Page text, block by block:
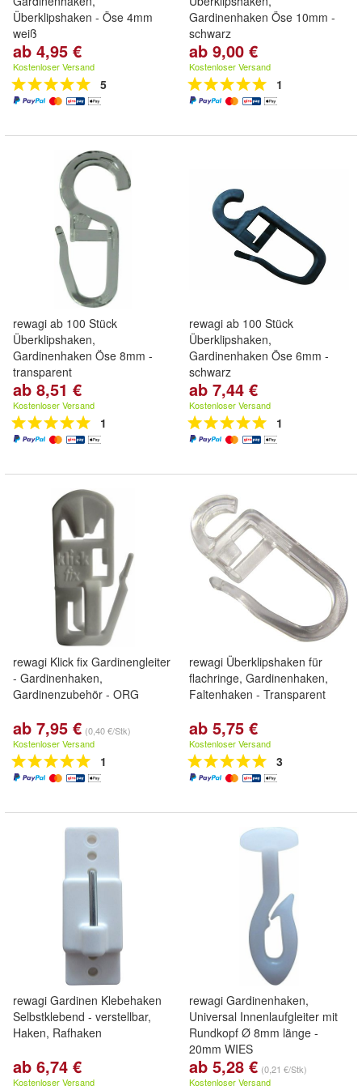
Überklipshaken - Öse 4mm
weiß
ab 4,95 €
Kostenloser Versand
5
Gardinenhaken Öse 10mm -
schwarz
ab 9,00 €
Kostenloser Versand
1
rewagi ab 100 Stück
Überklipshaken,
Gardinenhaken Öse 8mm -
transparent
ab 8,51 €
Kostenloser Versand
1
rewagi ab 100 Stück
Überklipshaken,
Gardinenhaken Öse 6mm -
schwarz
ab 7,44 €
Kostenloser Versand
1
rewagi Klick fix Gardinengleiter
- Gardinenhaken,
Gardinenzubehör - ORG
ab 7,95 € (0,40 €/Stk)
Kostenloser Versand
1
rewagi Überklipshaken für
flachringe, Gardinenhaken,
Faltenhaken - Transparent
ab 5,75 €
Kostenloser Versand
3
rewagi Gardinen Klebehaken
Selbstklebend - verstellbar,
Haken, Rafhaken
ab 6,74 €
Kostenloser Versand
rewagi Gardinenhaken,
Universal Innenlaufgleiter mit
Rundkopf Ø 8mm länge -
20mm WIES
ab 5,28 € (0,21 €/Stk)
Kostenloser Versand